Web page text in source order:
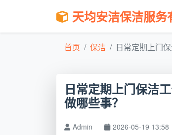
天均安洁保洁服务
首页 保洁 日常定期上门
日常定期上门保洁
做哪些事？
Admin 2026-05-19 13:58